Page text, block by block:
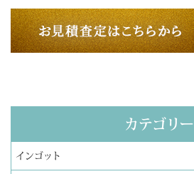
カテゴリー
インゴット